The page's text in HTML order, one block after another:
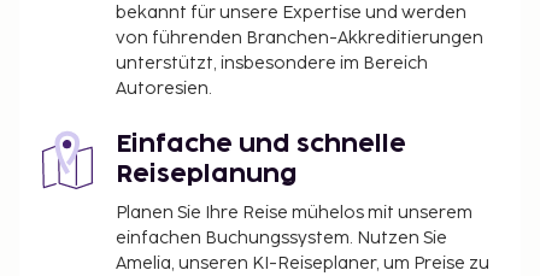
bekannt für unsere Expertise und werden
von führenden Branchen-Akkreditierungen
unterstützt, insbesondere im Bereich
Autoresien.
Einfache und schnelle
Reiseplanung
Planen Sie Ihre Reise mühelos mit unserem
einfachen Buchungssystem. Nutzen Sie
Amelia, unseren KI-Reiseplaner, um Preise zu